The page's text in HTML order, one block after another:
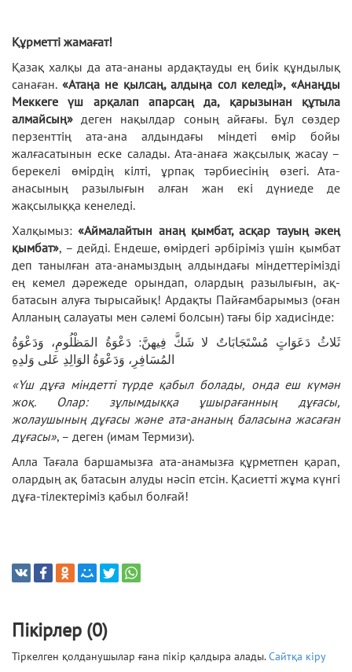
Құрметті жамағат!
Қазақ халқы да ата-ананы ардақтауды ең биік құндылық
санаған. «Атаңа не қылсаң, алдыңа сол келеді», «Анаңды
Меккеге үш арқалап апарсаң да, қарызынан құтыла
алмайсың» деген нақылдар соның айғағы. Бұл сөздер
перзенттің ата-ана алдындағы міндеті өмір бойы
жалғасатынын еске салады. Ата-анаға жақсылық жасау –
берекелі өмірдің кілті, ұрпақ тәрбиесінің өзегі. Ата-
анасының разылығын алған жан екі дүниеде де
жақсылыққа кенеледі.
Халқымыз:«Аймалайтын анаң қымбат, асқар тауың әкең
қымбат», – дейді. Ендеше, өмірдегі әрбіріміз үшін қымбат
деп танылған ата-анамыздың алдындағы міндеттерімізді
ең кемел дәрежеде орындап, олардың разылығын, ақ-
батасын алуға тырысайық! Ардақты Пайғамбарымыз (оған
Алланың салауаты мен сәлемі болсын) тағы бір хадисінде:
ثَلاثُ دَعَوَاتٍ مُسْتَجَابَاتٌ لا شَكَّ فِيهنَّ: دَعْوَةُ المَظْلُومِ، وَدَعْوَةُ
المُسَافِرِ، وَدَعْوَةُ الوَالِدِ عَلى وَلدِهِ
«Үш дұға міндетті түрде қабыл болады, онда еш күмән
жоқ.Олар: зұлымдыққа ұшырағанның дұғасы,
жолаушының дұғасы және ата-ананың баласына жасаған
дұғасы», – деген (имам Термизи).
Алла Тағала баршамызға ата-анамызға құрметпен қарап,
олардың ақ батасын алуды нәсіп етсін. Қасиетті жұма күнгі
дұға-тілектеріміз қабыл болғай!
Пікірлер (0)
Тіркелген қолданушылар ғана пікір қалдыра алады.Сайтқа кіру